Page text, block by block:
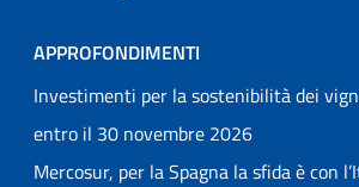
APPROFONDIMENTI
Investimenti per la sostenibilità dei
entro il 30 novembre 2026
Mercosur, per la Spagna la sfida è con